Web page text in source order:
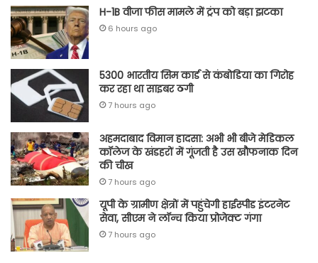
H-1B वीजा फीस मामले में ट्रंप को बड़ा झटका
6 hours ago
5300 भारतीय सिम कार्ड से कंबोडिया का गिरोह
कर रहा था साइबर ठगी
7 hours ago
अहमदाबाद विमान हादसा: अभी भी बीजे मेडिकल
कॉलेज के खंडहरों में गूंजती है उस खौफनाक दिन
की चीख
7 hours ago
यूपी के ग्रामीण क्षेत्रों में पहुंचेगी हाईस्पीड इंटरनेट
सेवा, सीएम ने लॉन्च किया प्रोजेक्ट गंगा
7 hours ago